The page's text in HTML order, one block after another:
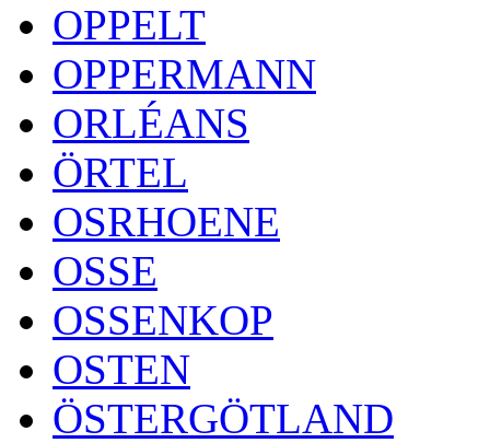
OPPELT
OPPERMANN
ORLÉANS
ÖRTEL
OSRHOENE
OSSE
OSSENKOP
OSTEN
ÖSTERGÖTLAND